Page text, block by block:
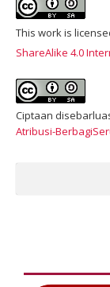
This work is
ShareAlike 4.0
Ciptaan
Atribusi-